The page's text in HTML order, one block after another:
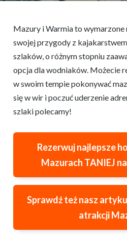
Mazury i Warmia to wymarzone
swojej przygody z
szlaków, o różnym stopniu
opcja dla wodniaków. Możecie
w swoim tempie pokonywać
się w wir i poczuć uderzenie
szlaki polecamy!
Rezerwuj najlepsze
Mazurach TANIEJ
Sprawdź też nasz
atrakcji